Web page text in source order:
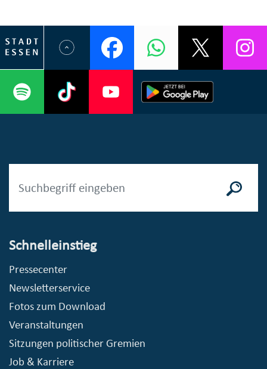
Schnelleinstieg
Pressecenter
Newsletterservice
Fotos zum Download
Veranstaltungen
Sitzungen politischer Gremien
Job & Karriere